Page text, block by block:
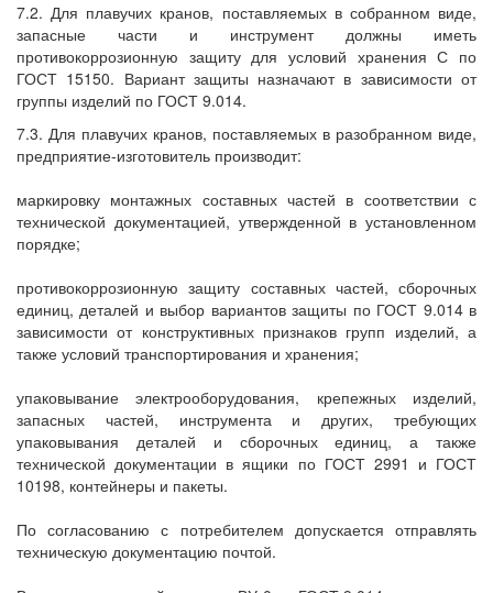
7.2. Для плавучих кранов, поставляемых в собранном виде,
запасные части и инструмент должны иметь
противокоррозионную защиту для условий хранения С по
ГОСТ 15150. Вариант защиты назначают в зависимости от
группы изделий по ГОСТ 9.014.
7.3. Для плавучих кранов, поставляемых в разобранном виде,
предприятие-изготовитель производит:
маркировку монтажных составных частей в соответствии с
технической документацией, утвержденной в установленном
порядке;
противокоррозионную защиту составных частей, сборочных
единиц, деталей и выбор вариантов защиты по ГОСТ 9.014 в
зависимости от конструктивных признаков групп изделий, а
также условий транспортирования и хранения;
упаковывание электрооборудования, крепежных изделий,
запасных частей, инструмента и других, требующих
упаковывания деталей и сборочных единиц, а также
технической документации в ящики по ГОСТ 2991 и ГОСТ
10198, контейнеры и пакеты.
По согласованию с потребителем допускается отправлять
техническую документацию почтой.